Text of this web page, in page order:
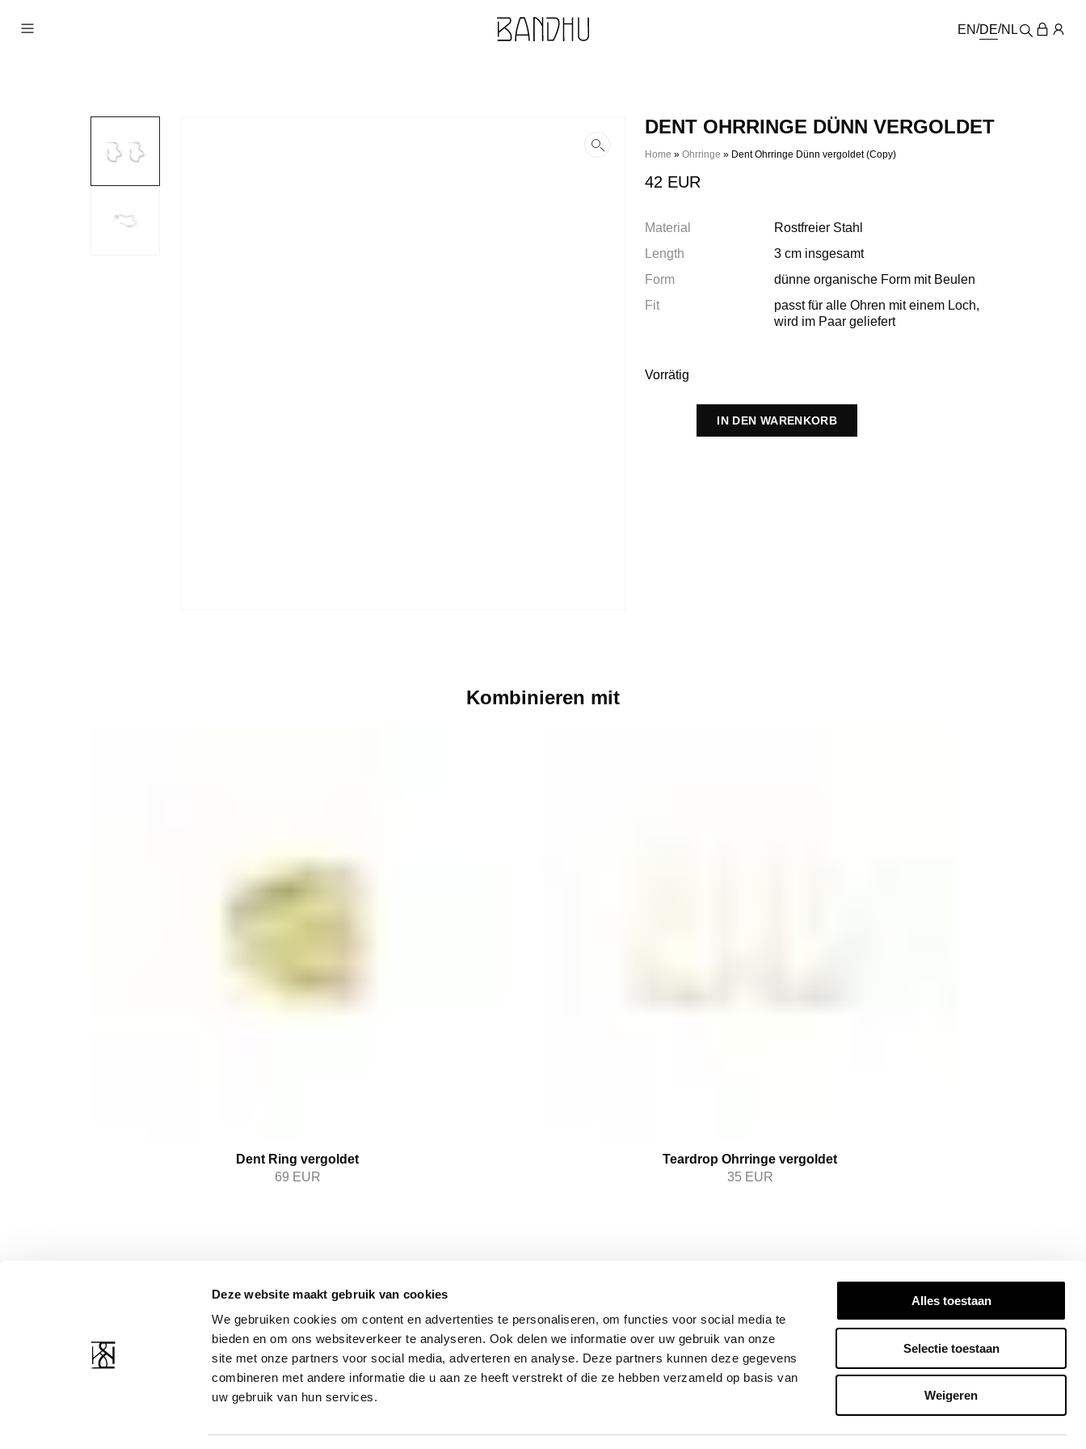
Deze website maakt gebruik van cookies
We gebruiken cookies om content en advertenties te personaliseren, om functies voor social media te
bieden en om ons websiteverkeer te analyseren. Ook delen we informatie over uw gebruik van onze
site met onze partners voor social media, adverteren en analyse. Deze partners kunnen deze gegevens
combineren met andere informatie die u aan ze heeft verstrekt of die ze hebben verzameld op basis van
uw gebruik van hun services.
Alles toestaan
Selectie toestaan
Weigeren
EN DE NL
DENT OHRRINGE DÜNN VERGOLDET
Home »Ohrringe » Dent Ohrringe Dünn vergoldet (Copy)
42 EUR
Material
Rostfreier Stahl
Length
3 cm insgesamt
Form
dünne organische Form mit Beulen
Fit
passt für alle Ohren mit einem Loch,
wird im Paar geliefert
Vorrätig
IN DEN WARENKORB
Kombinieren mit
Dent Ring vergoldet
69 EUR
Teardrop Ohrringe vergoldet
35 EUR
Versand und Rückgabe
RESSOURCEN DES
UNTERNEHMENS
Über uns
Erklärung zum Datenschutz
Bedingungen und Konditionen
Facebook
Instagram
ZAHLUNGSPARTNER
Stay inspired! Subscribe to our newsletter for the
latest updates, exclusive insights, and stories that
matter. Join the Bandhu community today!
ANMELDEN